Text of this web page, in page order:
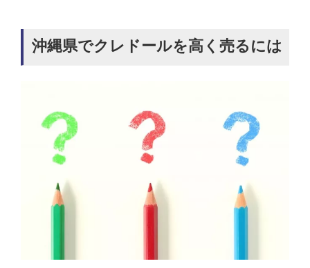
沖縄県でクレドールを高く売るには